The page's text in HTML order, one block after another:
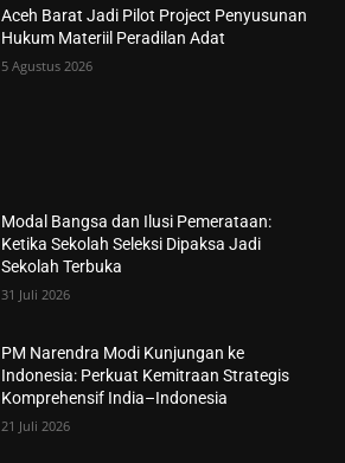
Aceh Barat Jadi Pilot Project Penyusunan
Hukum Materiil Peradilan Adat
5 Agustus 2026
Modal Bangsa dan Ilusi Pemerataan:
Ketika Sekolah Seleksi Dipaksa Jadi
Sekolah Terbuka
31 Juli 2026
PM Narendra Modi Kunjungan ke
Indonesia: Perkuat Kemitraan Strategis
Komprehensif India–Indonesia
21 Juli 2026